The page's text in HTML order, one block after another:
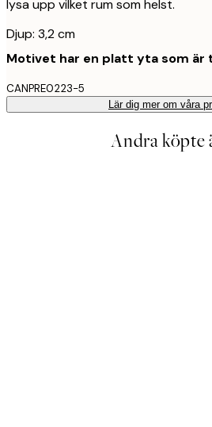
lysa upp vilket rum som helst.
Djup: 3,2 cm
Motivet har en platt yta som är
CANPRE0223-5
Lär dig mer om våra
Andra köpte